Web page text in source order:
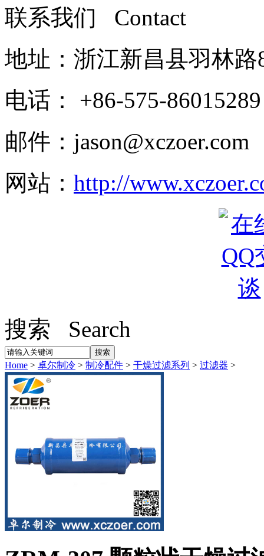
联系我们 Contact
地址：浙江新昌县羽林路
电话： +86-575-86015289
邮件：jason@xczoer.com
网站： http://
搜索 Search
Home > 卓尔制冷 > 制冷配件 > 干燥过滤系列 > 过滤器 >